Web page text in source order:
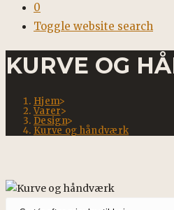
0
Toggle website search
KURVE OG
Hjem>
Varer>
Design>
Kurve og håndværk